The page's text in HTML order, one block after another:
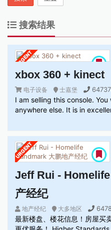
搜索结果
xbox 360 + kinect
电子设备 士嘉堡
I am selling this console.
anywhere else. It is in
Jeff Rui -
产经纪
地产经纪 大多地区
最新楼盘、楼花信息！房屋买